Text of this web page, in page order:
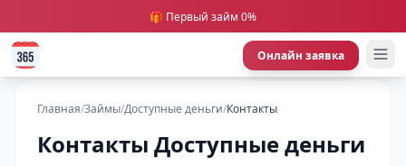
🎁 Первый займ 0%
Онлайн заявка
Главная/Займы/Доступные деньги/Контакты
Контакты Доступные деньги